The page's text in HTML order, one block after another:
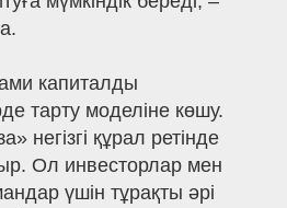
капиталды
тарту моделіне көшу.
негізгі құрал ретінде
Ол инвесторлар мен
үшін тұрақты әрі